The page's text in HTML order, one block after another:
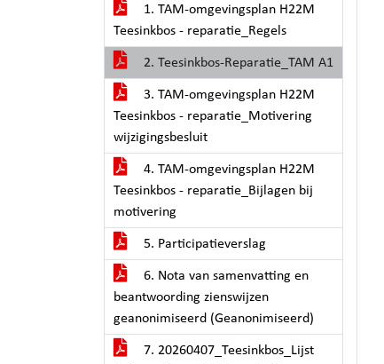
1. TAM-omgevingsplan H22M
Teesinkbos - reparatie_Regels
2. Teesinkbos-Reparatie_TAM A1
3. TAM-omgevingsplan H22M
Teesinkbos - reparatie_Motivering
wijzigingsbesluit
4. TAM-omgevingsplan H22M
Teesinkbos - reparatie_Bijlagen bij
motivering
5. Participatieverslag
6. Nota van samenvatting en
beantwoording zienswijzen
geanonimiseerd (Geanonimiseerd)
7. 20260407_Teesinkbos_Lijst